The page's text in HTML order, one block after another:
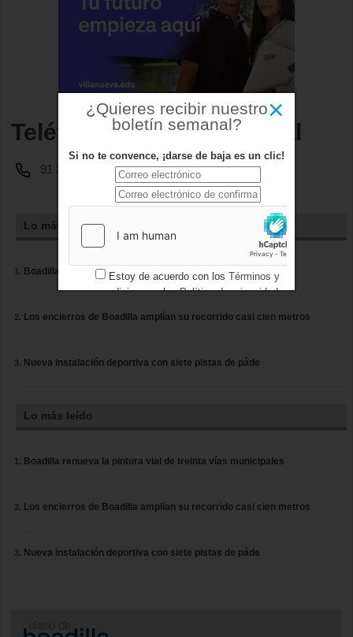
Teléfono Seguridad social
91 352 25 25
Lo más leído
Boadilla renueva la pintura vial de treinta vías municipales
Los encierros de Boadilla amplían su recorrido casi cien metros
Nueva instalación deportiva con siete pistas de páde
Lo más leído
Boadilla renueva la pintura vial de treinta vías municipales
Los encierros de Boadilla amplían su recorrido casi cien metros
Nueva instalación deportiva con siete pistas de páde
×
¿Quieres recibir nuestro
boletín semanal?
Si no te convence, ¡darse de baja es un clic!
Estoy de acuerdo con los Términos y
condicionesy losPolítica de privacidad